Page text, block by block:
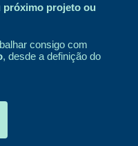
próximo projeto ou
consigo com
, desde a definição do